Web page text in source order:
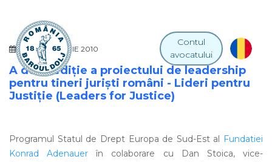
Contul
avocatului
05 OCTOMBRIE 2010
A doua ediţie a proiectului de leadership
pentru tineri jurişti români - Lideri pentru
Justiţie (Leaders for Justice)
Programul Statul de Drept Europa de Sud-Est al Fundatiei
Konrad Adenauer în colaborare cu Dan Stoica, vice-